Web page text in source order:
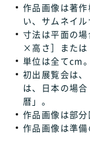
作品画像は著
い、サムネイ
寸法は平面の
×高さ］または
単位は全てcm。
初出展覧会は
は、日本の場
暦」。
作品画像は部分
作品画像は準備